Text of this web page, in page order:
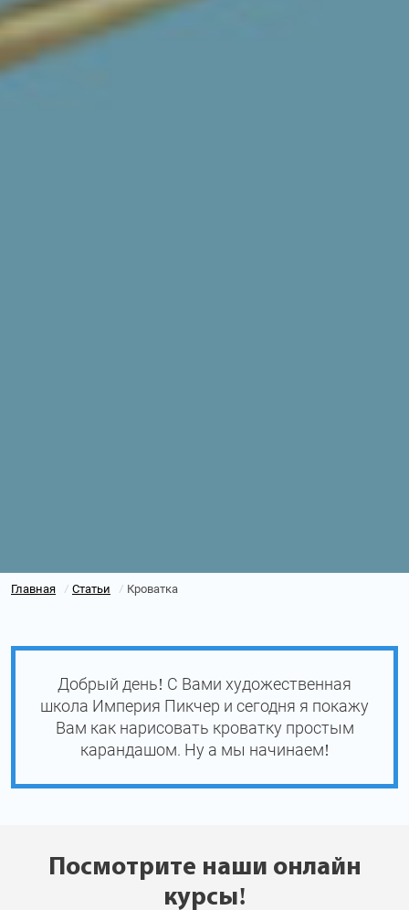
Главная / Статьи / Кроватка
Добрый день! С Вами художественная
школа Империя Пикчер и сегодня я покажу
Вам как нарисовать кроватку простым
карандашом. Ну а мы начинаем!
Посмотрите наши онлайн
курсы!